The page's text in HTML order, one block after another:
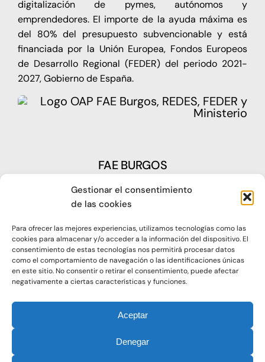
Gestionar el consentimiento
de las cookies
Para ofrecer las mejores experiencias, utilizamos tecnologías como las
cookies para almacenar y/o acceder a la información del dispositivo. El
consentimiento de estas tecnologías nos permitirá procesar datos
como el comportamiento de navegación o las identificaciones únicas
en este sitio. No consentir o retirar el consentimiento, puede afectar
negativamente a ciertas características y funciones.
Aceptar
Denegar
digitalización de pymes, autónomos y
emprendedores. El importe de la ayuda máxima es
del 80% del presupuesto subvencionable y está
financiada por la Unión Europea, Fondos Europeos
de Desarrollo Regional (FEDER) del periodo 2021-
2027, Gobierno de España.
FAE BURGOS
Plaza Castilla, nº1 – 09003 Burgos
Telf: 947 266 142
Fax: 947 273 797
oap@faeburgos.org